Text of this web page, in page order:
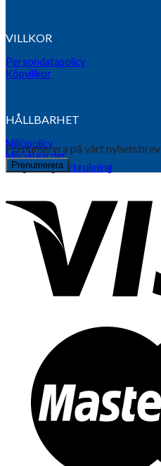
VILLKOR
Persondatapolicy
Köpvillkor
HÅLLBARHET
Miljöpolicy
Miljöåtgärder
Årlig energiförbrukning
Prenumerera på vårt nyhetsbrev